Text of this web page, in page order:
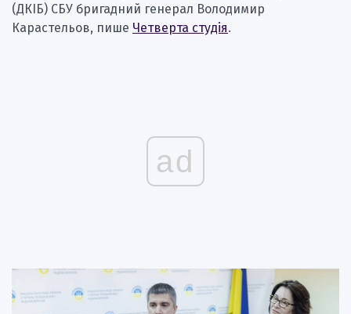
(ДКІБ) СБУ бригадний генерал Володимир
Карастельов, пише Четверта студія.
ad